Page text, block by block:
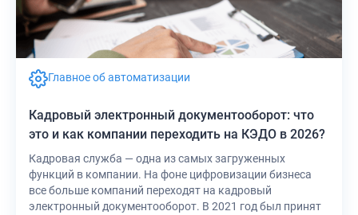
Главное об автоматизации
Кадровый электронный документооборот: что
это и как компании переходить на КЭДО в 2026?
Кадровая служба — одна из самых загруженных
функций в компании. На фоне цифровизации бизнеса
все больше компаний переходят на кадровый
электронный документооборот. В 2021 год был принят